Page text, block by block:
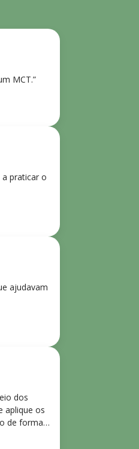
MCT.”
praticar o
ajudavam
dos
aplique os
de forma